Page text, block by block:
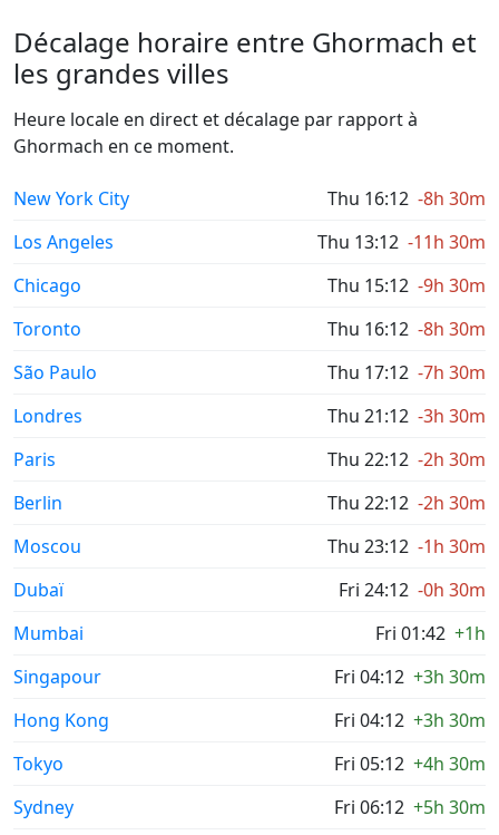
Décalage horaire entre Ghormach et
les grandes villes
Heure locale en direct et décalage par rapport à
Ghormach en ce moment.
New York City Thu 16:12 -8h 30m
Los Angeles
Thu 13:12 -11h 30m
Chicago
Thu 15:12 -9h 30m
Toronto
Thu 16:12 -8h 30m
São Paulo
Thu 17:12 -7h 30m
Londres
Thu 21:12 -3h 30m
Paris
Thu 22:12 -2h 30m
Berlin
Thu 22:12 -2h 30m
Moscou
Thu 23:12 -1h 30m
Dubaï
Fri 24:12 -0h 30m
Mumbai
Fri 01:42 +1h
Singapour
Fri 04:12 +3h 30m
Hong Kong
Fri 04:12 +3h 30m
Tokyo
Fri 05:12 +4h 30m
Sydney
Fri 06:12 +5h 30m